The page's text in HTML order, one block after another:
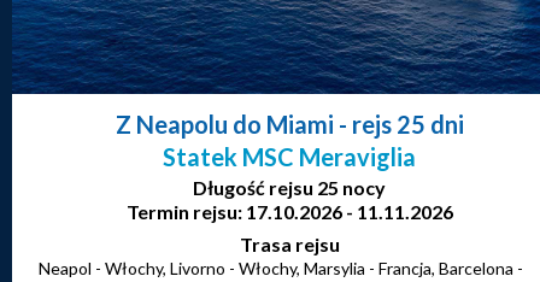
Z Neapolu do Miami - rejs 25 dni
Statek MSC Meraviglia
Długość rejsu 25 nocy
Termin rejsu: 17.10.2026 - 11.11.2026
Trasa rejsu
Neapol - Włochy, Livorno - Włochy, Marsylia - Francja, Barcelona -